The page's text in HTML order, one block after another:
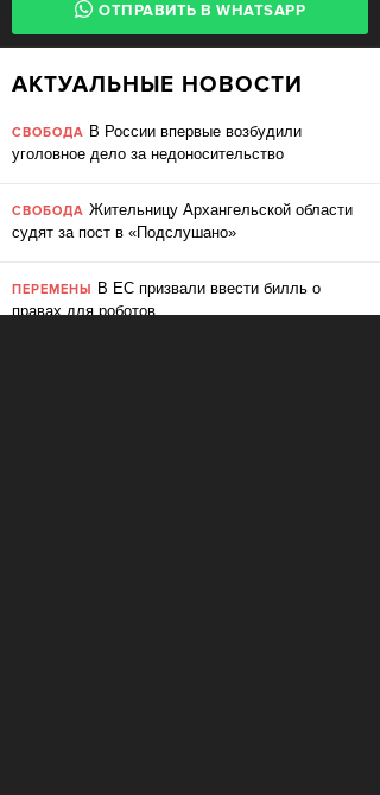
ОТПРАВИТЬ В WHATSAPP
АКТУАЛЬНЫЕ НОВОСТИ
СВОБОДА В России впервые возбудили
уголовное дело за недоносительство
СВОБОДА Жительницу Архангельской области
судят за пост в «Подслушано»
ПЕРЕМЕНЫ В ЕС призвали ввести билль о
правах для роботов